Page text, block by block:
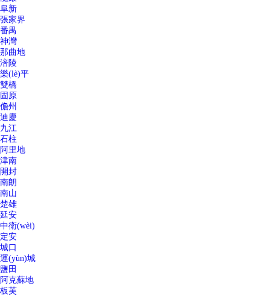
阜新
張家界
番禺
神灣
那曲地
涪陵
樂(lè)平
雙橋
固原
儋州
迪慶
九江
石柱
阿里地
津南
開封
南朗
南山
楚雄
延安
中衛(wèi)
定安
城口
運(yùn)城
鹽田
阿克蘇地
板芙